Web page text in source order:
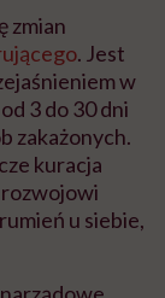
zmian
. Jest
w
3 do 30 dni
zakażonych.
kuracja
u siebie,